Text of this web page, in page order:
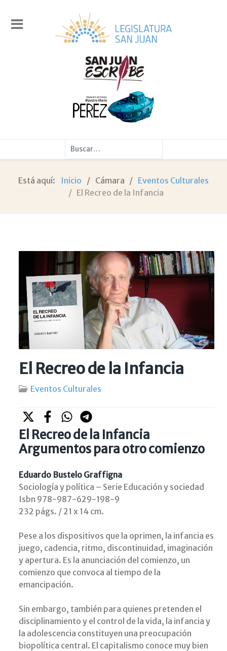
Buscar
Está aquí: Inicio Cámara
Eventos Culturales
El Recreo de la Infancia
El Recreo de la Infancia
Eventos Culturales
El Recreo de la Infancia
Argumentos para otro comienzo
Eduardo Bustelo Graffigna
Sociología y política – Serie Educación y sociedad
Isbn 978-987-629-198-9
232 págs. / 21 x 14 cm.
Pese a los dispositivos que la oprimen, la infancia es
juego, cadencia, ritmo, discontinuidad, imaginación
y apertura. Es la anunciación del comienzo, un
comienzo que convoca al tiempo de la
emancipación.
Sin embargo, también para quienes pretenden el
disciplinamiento y el control de la vida, la infancia y
la adolescencia constituyen una preocupación
biopolítica central. El capitalismo conoce muy bien